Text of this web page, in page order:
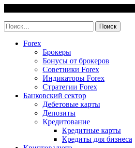
content
Найти:
Forex
Брокеры
Бонусы от брокеров
Советники Forex
Индикаторы Forex
Стратегии Forex
Банковский сектор
Дебетовые карты
Депозиты
Кредитование
Кредитные карты
Кредиты для бизнеса